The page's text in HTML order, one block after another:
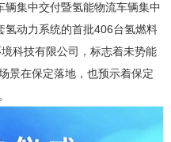
辆集中交付暨氢能物流车辆集中
氢动力系统的首批406台氢燃料
科技有限公司，标志着未势能
景在保定落地，也预示着保定